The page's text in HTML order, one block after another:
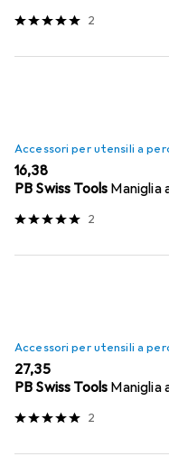
2
Accessori per utensili a
EUR
16,38
PB Swiss Tools Maniglia
2
Accessori per utensili a
EUR
27,35
PB Swiss Tools Maniglia
2